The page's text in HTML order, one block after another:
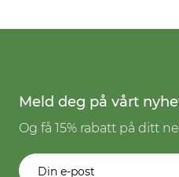
Meld deg på vårt
Og få 15% rabatt på ditt